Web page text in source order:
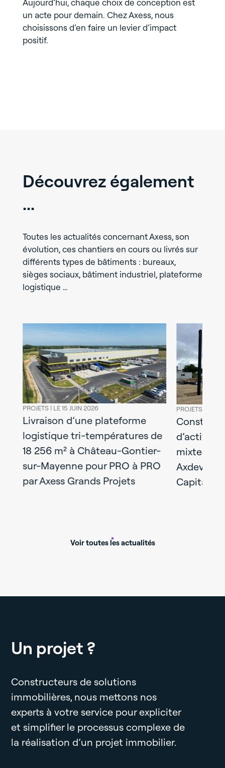
Aujourd’hui, chaque choix de conception est
un acte pour demain. Chez Axess, nous
choisissons d’en faire un levier d’impact
positif.
Découvrez également
...
Toutes les actualités concernant Axess, son
évolution, ces chantiers en cours ou livrés sur
différents types de bâtiments : bureaux,
sièges sociaux, bâtiment industriel, plateforme
logistique …
PROJETS | LE 15 JUIN 2026
Livraison d’une plateforme
logistique tri-températures de
18 256 m² à Château-Gontier-
sur-Mayenne pour PRO à PRO
par Axess Grands Projets
PROJETS |
mixtes
Axdev
Capital
Voir toutes les actualités
Un projet ?
Constructeurs de solutions
immobilières, nous mettons nos
experts à votre service pour expliciter
et simplifier le processus complexe de
la réalisation d’un projet immobilier.